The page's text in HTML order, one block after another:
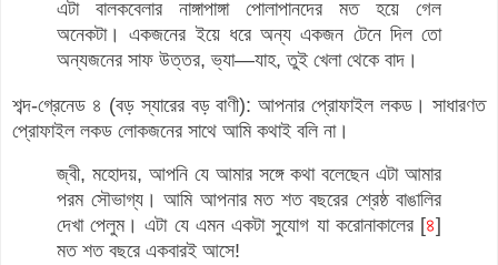
এটা বালকবেলার নাঙ্গাপাঙ্গা পোলাপানদের মত হয়ে গেল
অনেকটা। একজনের ইয়ে ধরে অন্য একজন টেনে দিল তো
অন্যজনের সাফ উত্তর, ভ্যা—যাহ, তুই খেলা থেকে বাদ।
শব্দ-গ্রেনেড ৪ (বড় স্যারের বড় বাণী):আপনার প্রোফাইল লকড। সাধারণত
প্রোফাইল লকড লোকজনের সাথে আমি কথাই বলি না।
জ্বী, মহোদয়, আপনি যে আমার সঙ্গে কথা বলেছেন এটা আমার
পরম সৌভাগ্য। আমি আপনার মত শত বছরের শ্রেষ্ঠ বাঙালির
দেখা পেলুম। এটা যে এমন একটা সুযোগ যা করোনাকালের [৪]
মত শত বছরে একবারই আসে!